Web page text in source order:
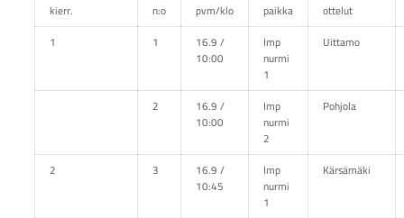
kierr. n:o pvm/klo paikka
ottelut
1
1
16.9 /
10:00
Imp
nurmi
1
Uittamo
2
16.9 /
10:00
Imp
nurmi
2
Pohjola
2 3
16.9 /
10:45
Imp
nurmi
1
Kärsämäki